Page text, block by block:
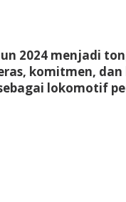
2024 menjadi
komitmen,
lokomotif